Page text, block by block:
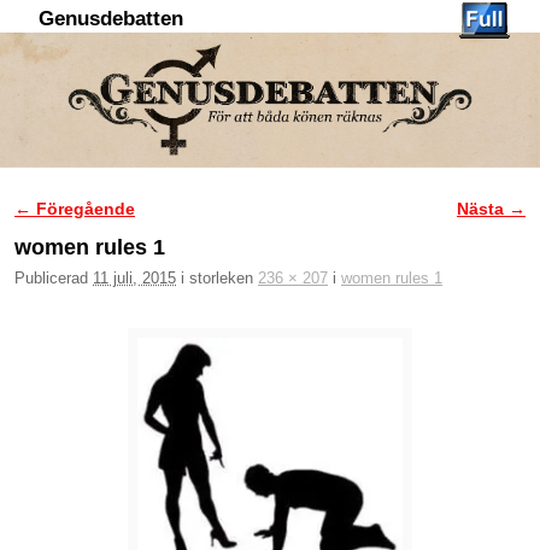
Genusdebatten
Bildnavigering
← Föregående Nästa →
women rules 1
Publicerad 11 juli, 2015 i storleken 236 × 207 i women rules 1